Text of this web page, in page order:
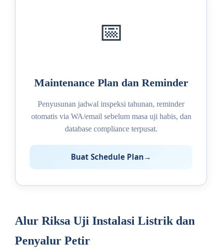
📅
Maintenance Plan dan Reminder
Penyusunan jadwal inspeksi tahunan, reminder
otomatis via WA/email sebelum masa uji habis, dan
database compliance terpusat.
Buat Schedule Plan
Alur Riksa Uji Instalasi Listrik dan
Penyalur Petir